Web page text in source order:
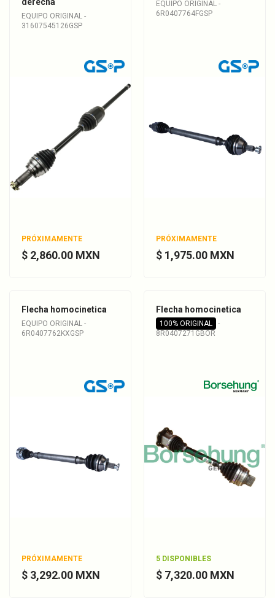
EQUIPO ORIGINAL -
31607545126GSP
PRÓXIMAMENTE
$ 2,860.00 MXN
EQUIPO ORIGINAL -
6R0407764FGSP
PRÓXIMAMENTE
$ 1,975.00 MXN
Flecha homocinetica
EQUIPO ORIGINAL -
6R0407762KXGSP
PRÓXIMAMENTE
$ 3,292.00 MXN
Flecha homocinetica
100% ORIGINAL
-
8R0407271GBOR
5 DISPONIBLES
$ 7,320.00 MXN